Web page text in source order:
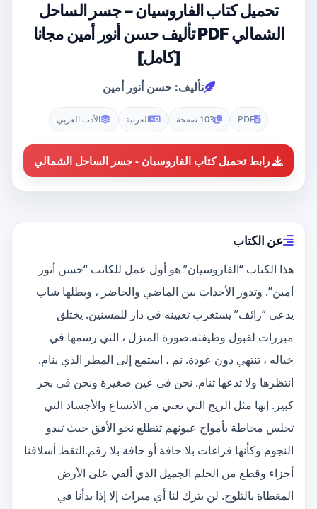
تحميل كتاب الفاروسيان – جسر الساحل
الشمالي PDF تأليف حسن أنور أمين مجانا
[كامل]
تأليف: حسن أنور أمين
PDF 103 صفحة العربية الأدب العربي
رابط تحميل كتاب الفاروسيان - جسر الساحل الشمالي
عن الكتاب
هذا الكتاب “الفاروسيان” هو أول عمل للكاتب “حسن أنور
أمين”. وتدور الأحداث بين الماضي والحاضر ، وبطلها شاب
يدعى “رائف” يستغرب تعيينه في دار للمسنين. يختلق
مبررات لقبول وظيفته.صورة المنزل ، التي رسمها في
خياله ، تنتهي دون عودة. نم ، استمع إلى المطر الذي ينام.
انتظرها ولا تدعها تنام. نحن في عين صغيرة ونحن في بحر
كبير. إنها مثل الريح التي تغني من الاتساع والأجساد التي
تجلس محاطة بأمواج عيونهم تتطلع نحو الأفق حيث تبدو
النجوم وكأنها فراغات بلا حافة أو حافة بلا رقم.التقط أسلافنا
أجزاء وقطع من الحلم الجميل الذي ألقي على الأرض
المغطاة بالثلوج. لن يترك لنا أي ميراث إلا إذا بدأنا في